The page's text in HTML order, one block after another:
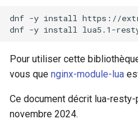
e
r
auth-pam
auth-totp
send
Voir aussi
GitHub
Serveur Web Angie - Installer
Linux et AlmaLinux
dnf -y install
https://
dnf -y install
Pour utiliser cette
vous que nginx-module-lua
Ce document décrit lua-resty-
novembre 2024.